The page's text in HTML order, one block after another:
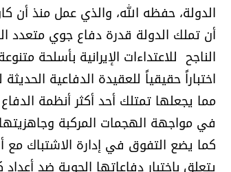
الدولة، حفظه الله، والذي عمل منذ أن
أن تملك الدولة قدرة دفاع جوي متعدد
الناجح للاعتداءات الإيرانية بأسلحة
اختباراً حقيقياً للعقيدة الدفاعية
مما يجعلها تمتلك أحد أكثر أنظمة
في مواجهة الهجمات المركبة
كما يضع التفوق في إدارة الاشتباك